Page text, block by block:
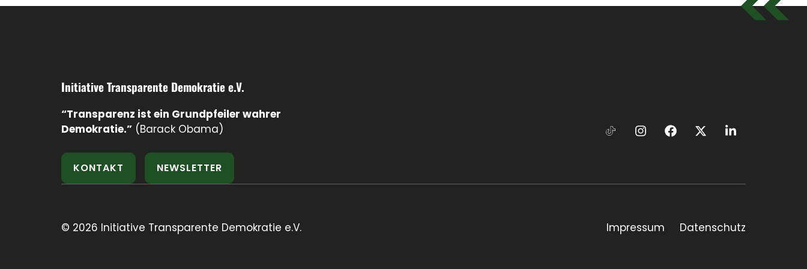
Initiative Transparente Demokratie e.V.
“Transparenz ist ein Grundpfeiler wahrer
Demokratie.” (Barack Obama)
KONTAKT NEWSLETTER
© 2026 Initiative Transparente Demokratie e.V. Impressum Datenschutz